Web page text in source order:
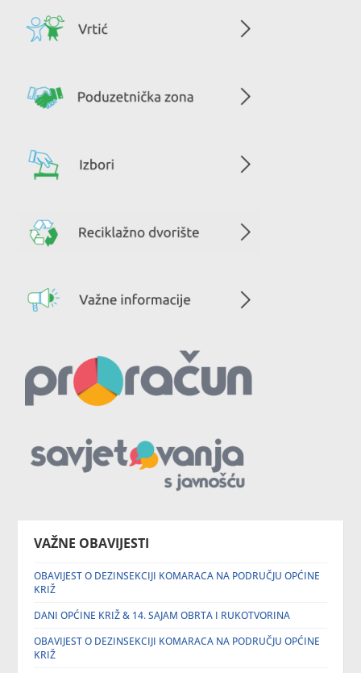
VAŽNE OBAVIJESTI
OBAVIJEST O DEZINSEKCIJI KOMARACA NA PODRUČJU OPĆINE
KRIŽ
DANI OPĆINE KRIŽ & 14. SAJAM OBRTA I RUKOTVORINA
OBAVIJEST O DEZINSEKCIJI KOMARACA NA PODRUČJU OPĆINE
KRIŽ